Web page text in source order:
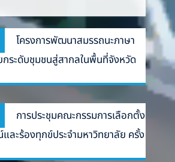
Previous
post:
โครงการพัฒนาสมรรถนะภาษา
ระดับชุมชนสู่สากลในพื้นที่จังหวัด
post:
การประชุมคณะกรรมการเลือกตั้ง
ละร้องทุกข์ประจำมหาวิทยาลัย ครั้ง